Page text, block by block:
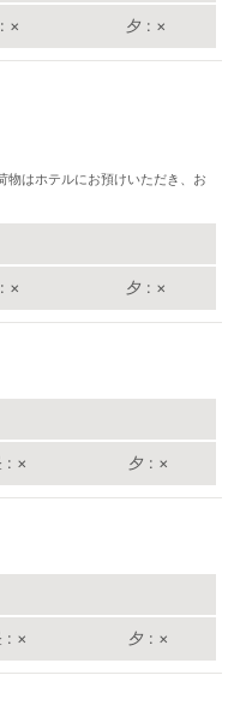
× 夕 ×
はホテルにお預けいただき、お
× 夕 ×
× 夕 ×
× 夕 ×